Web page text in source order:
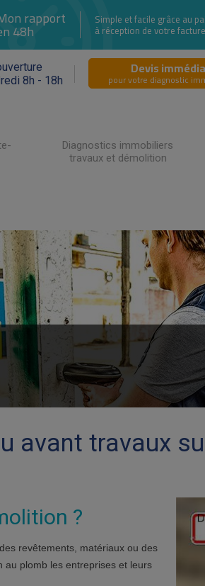
rapport
48h
Simple et facile grâce au
à réception de votre facture
8h - 18h
Devis
pour votre diagnostic
Diagnostics immobiliers
travaux et démolition
avant travaux
?
revêtements, matériaux ou des
au plomb les entreprises et leurs